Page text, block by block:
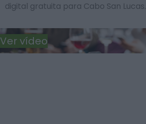
digital gratuita para Cabo San Lucas.
Ver vídeo